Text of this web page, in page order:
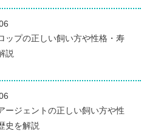
ップの正しい飼い方や性格・寿
説
ージェントの正しい飼い方や性
史を解説